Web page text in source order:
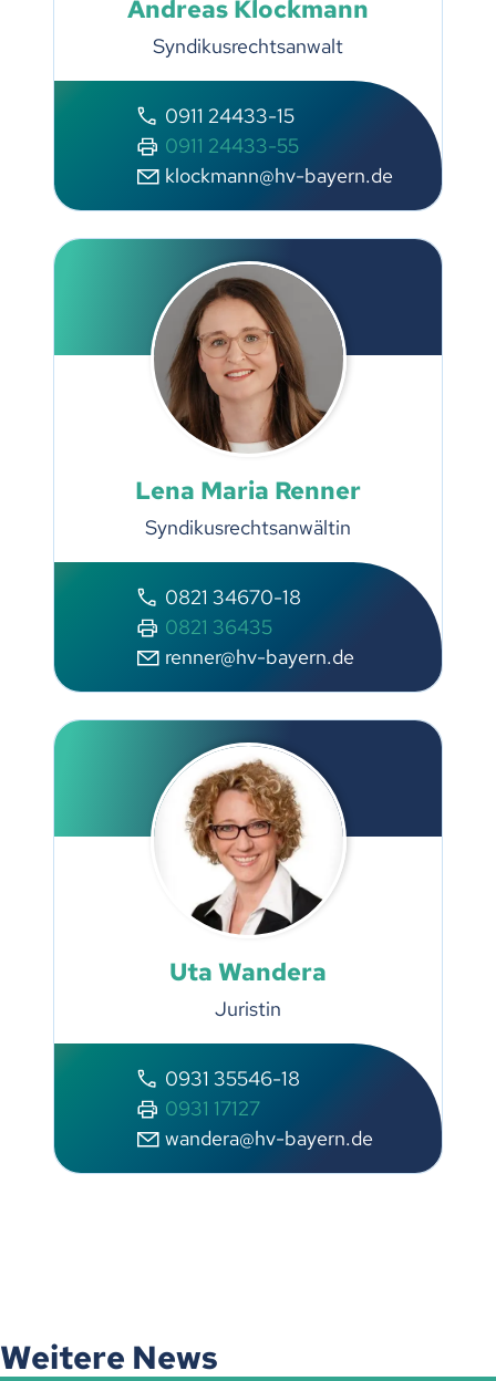
Andreas Klockmann
Syndikusrechtsanwalt
0911 24433-15
0911 24433-55
klockmann@hv-bayern.de
Lena Maria Renner
Syndikusrechtsanwältin
0821 34670-18
0821 36435
renner@hv-bayern.de
Uta Wandera
Juristin
0931 35546-18
0931 17127
wandera@hv-bayern.de
Weitere News